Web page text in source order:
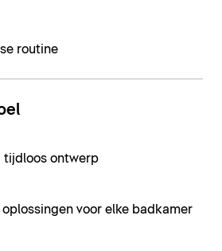
routine
tijdloos ontwerp
oplossingen voor elke badkamer